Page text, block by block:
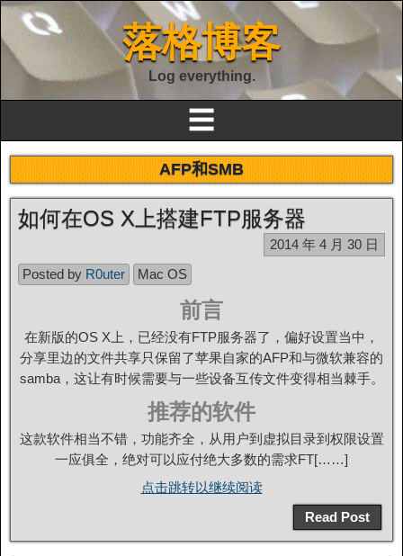
落格博客
Log everything.
☰
AFP和SMB
如何在OS X上搭建FTP服务器
2014 年 4 月 30 日
Posted by R0uter Mac OS
前言
在新版的OS X上，已经没有FTP服务器了，偏好设置当中，
分享里边的文件共享只保留了苹果自家的AFP和与微软兼容的
samba，这让有时候需要与一些设备互传文件变得相当棘手。
推荐的软件
这款软件相当不错，功能齐全，从用户到虚拟目录到权限设置
一应俱全，绝对可以应付绝大多数的需求FT[……]
点击跳转以继续阅读
Read Post